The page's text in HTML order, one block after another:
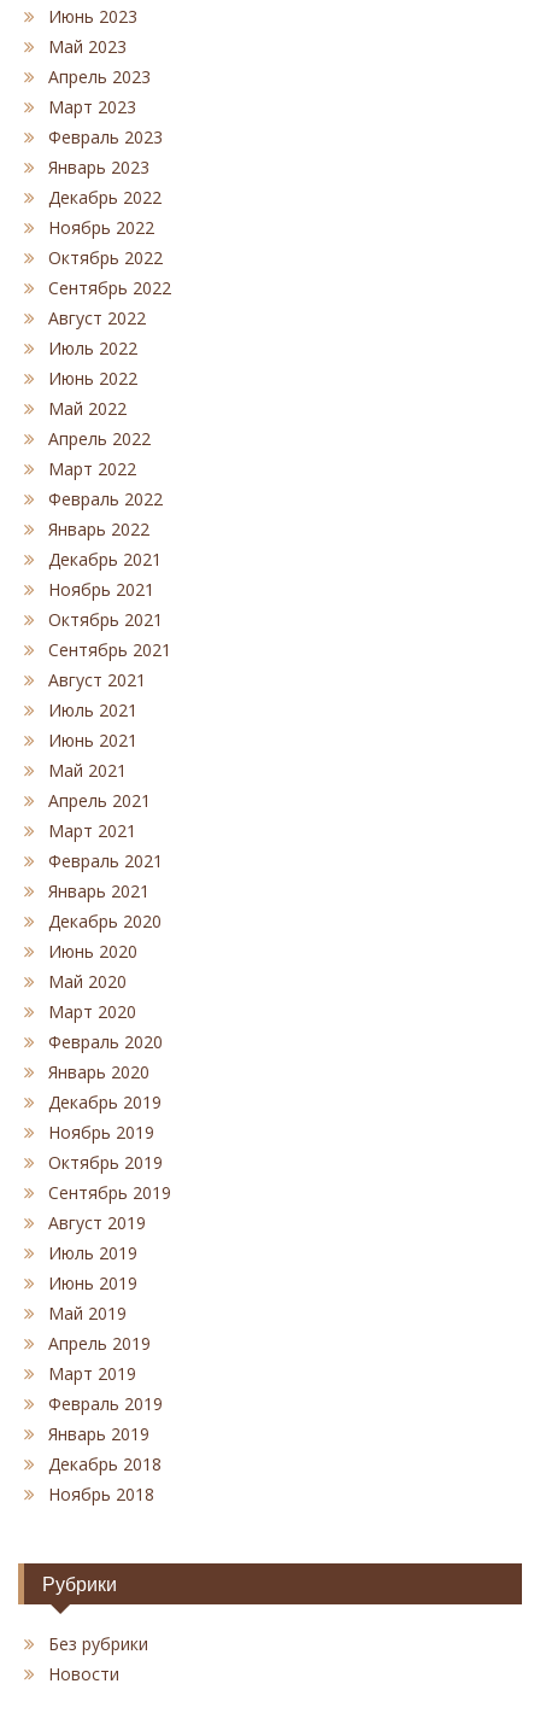
Июнь 2023
Май 2023
Апрель 2023
Март 2023
Февраль 2023
Январь 2023
Декабрь 2022
Ноябрь 2022
Октябрь 2022
Сентябрь 2022
Август 2022
Июль 2022
Июнь 2022
Май 2022
Апрель 2022
Март 2022
Февраль 2022
Январь 2022
Декабрь 2021
Ноябрь 2021
Октябрь 2021
Сентябрь 2021
Август 2021
Июль 2021
Июнь 2021
Май 2021
Апрель 2021
Март 2021
Февраль 2021
Январь 2021
Декабрь 2020
Июнь 2020
Май 2020
Март 2020
Февраль 2020
Январь 2020
Декабрь 2019
Ноябрь 2019
Октябрь 2019
Сентябрь 2019
Август 2019
Июль 2019
Июнь 2019
Май 2019
Апрель 2019
Март 2019
Февраль 2019
Январь 2019
Декабрь 2018
Ноябрь 2018
Рубрики
Без рубрики
Новости